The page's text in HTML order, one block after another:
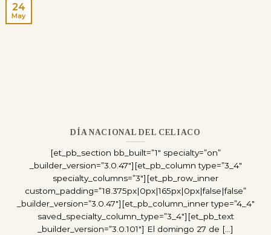
DÍA NACIONAL DEL CELIACO
[et_pb_section bb_built=”1″ specialty=”on”
_builder_version=”3.0.47″][et_pb_column type=”3_4″
specialty_columns=”3″][et_pb_row_inner
custom_padding=”18.375px|0px|165px|0px|false|false”
_builder_version=”3.0.47″][et_pb_column_inner type=”4_4″
saved_specialty_column_type=”3_4″][et_pb_text
_builder_version=”3.0.101″] El domingo 27 de [...]
24
May